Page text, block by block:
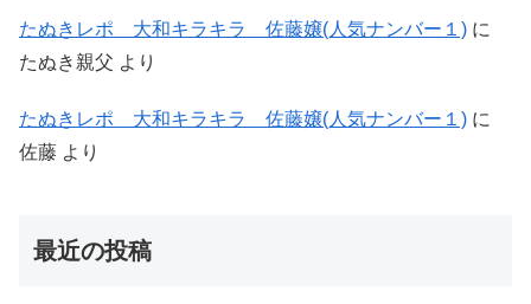
たぬきレポ 大和キラキラ 佐藤嬢(人気ナンバー１) に
たぬき親父 より
たぬきレポ 大和キラキラ 佐藤嬢(人気ナンバー１) に
佐藤 より
最近の投稿